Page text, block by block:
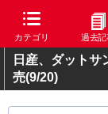
カテゴリ 過去記
日産、ダット
売(9/20)